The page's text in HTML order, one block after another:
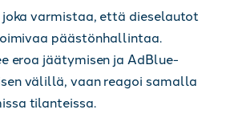
varmistaa, että dieselautot
päästönhallintaa.
eroa jäätymisen ja AdBlue-
välillä, vaan reagoi samalla
tilanteissa.